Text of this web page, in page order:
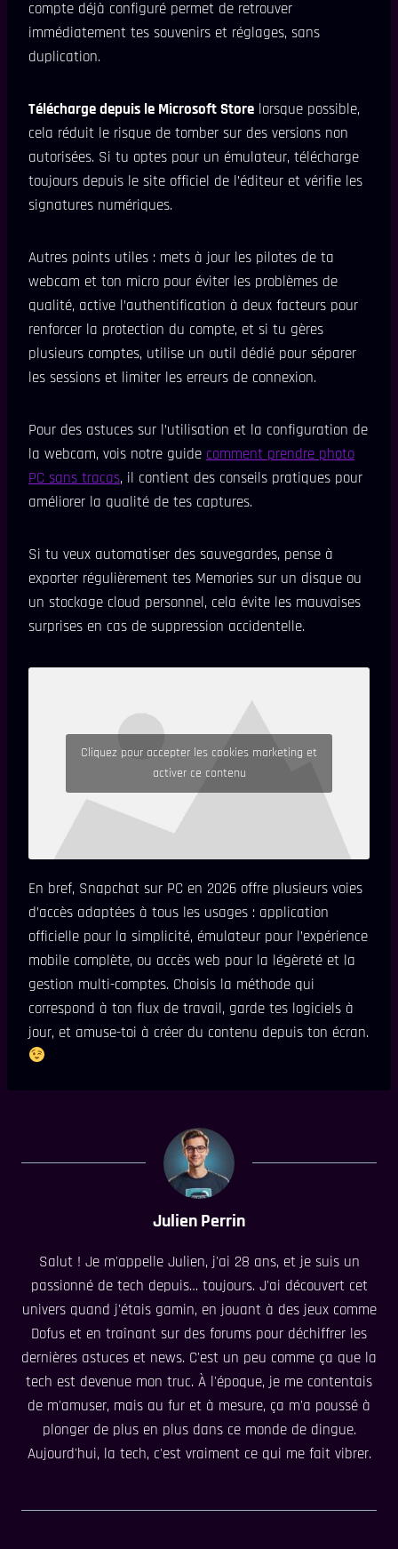
compte déjà configuré permet de retrouver
immédiatement tes souvenirs et réglages, sans
duplication.
Télécharge depuis le Microsoft Store lorsque possible,
cela réduit le risque de tomber sur des versions non
autorisées. Si tu optes pour un émulateur, télécharge
toujours depuis le site officiel de l’éditeur et vérifie les
signatures numériques.
Autres points utiles : mets à jour les pilotes de ta
webcam et ton micro pour éviter les problèmes de
qualité, active l’authentification à deux facteurs pour
renforcer la protection du compte, et si tu gères
plusieurs comptes, utilise un outil dédié pour séparer
les sessions et limiter les erreurs de connexion.
Pour des astuces sur l’utilisation et la configuration de
la webcam, vois notre guide comment prendre photo
PC sans tracas, il contient des conseils pratiques pour
améliorer la qualité de tes captures.
Si tu veux automatiser des sauvegardes, pense à
exporter régulièrement tes Memories sur un disque ou
un stockage cloud personnel, cela évite les mauvaises
surprises en cas de suppression accidentelle.
Cliquez pour accepter les cookies marketing et
activer ce contenu
En bref, Snapchat sur PC en 2026 offre plusieurs voies
d’accès adaptées à tous les usages : application
officielle pour la simplicité, émulateur pour l’expérience
mobile complète, ou accès web pour la légèreté et la
gestion multi-comptes. Choisis la méthode qui
correspond à ton flux de travail, garde tes logiciels à
jour, et amuse-toi à créer du contenu depuis ton écran.
Julien Perrin
Salut ! Je m'appelle Julien, j'ai 28 ans, et je suis un
passionné de tech depuis… toujours. J'ai découvert cet
univers quand j'étais gamin, en jouant à des jeux comme
Dofus et en traînant sur des forums pour déchiffrer les
dernières astuces et news. C'est un peu comme ça que la
tech est devenue mon truc. À l'époque, je me contentais
de m'amuser, mais au fur et à mesure, ça m'a poussé à
plonger de plus en plus dans ce monde de dingue.
Aujourd'hui, la tech, c'est vraiment ce qui me fait vibrer.